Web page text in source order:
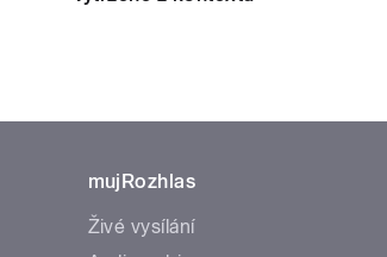
mujRozhlas
Živé vysílání